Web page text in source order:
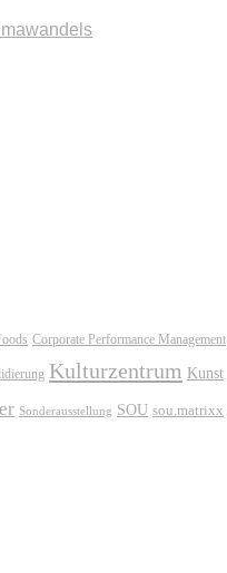
Corporate Performance Management
Kulturzentrum Kunst
Sonderausstellung SOU sou.matrixx